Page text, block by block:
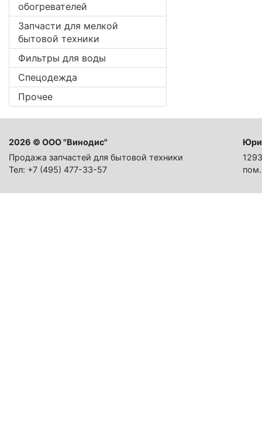
обогревателей
Запчасти для мелкой
бытовой техники
Фильтры для воды
Спецодежда
Прочее
2026 © ООО "Винодис"
Продажа запчастей для бытовой техники
Тел: +7 (495) 477-33-57